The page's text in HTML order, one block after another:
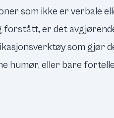
som ikke er verbale
forstått, er det
som gjør
humør, eller bare